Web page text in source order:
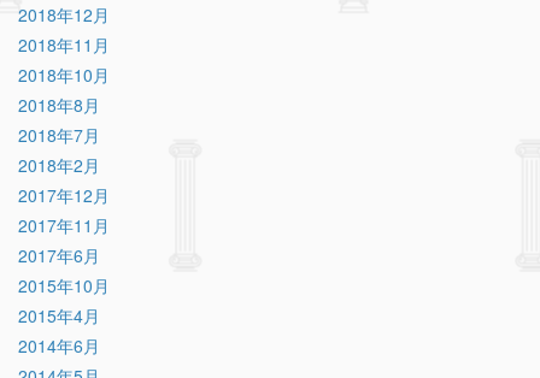
2018年12月
2018年11月
2018年10月
2018年8月
2018年7月
2018年2月
2017年12月
2017年11月
2017年6月
2015年10月
2015年4月
2014年6月